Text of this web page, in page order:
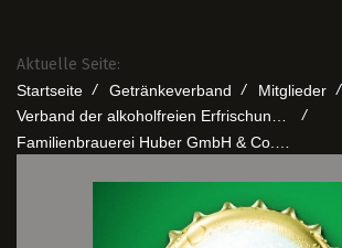
Aktuelle Seite:
Startseite / Getränkeverband / Mitglieder /
Verband der alkoholfreien Erfrischungsgetränkeindustrie
/